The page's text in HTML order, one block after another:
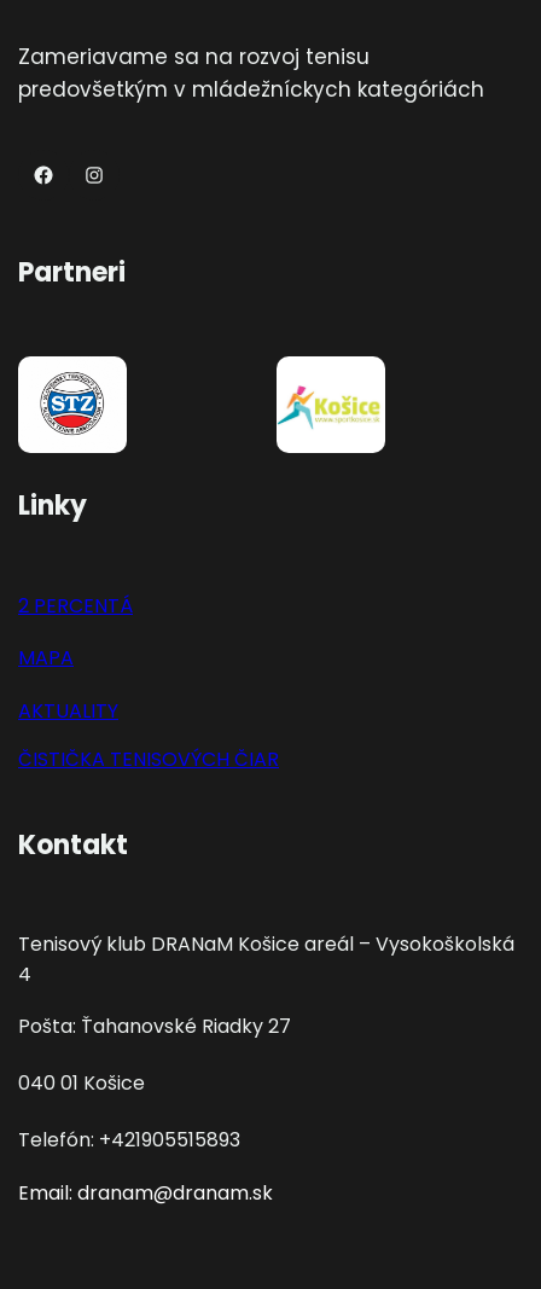
Zameriavame sa na rozvoj tenisu
predovšetkým v mládežníckych kategóriách
TKDRANaM Instagram
Partneri
Linky
2 PERCENTÁ
MAPA
AKTUALITY
ČISTIČKA TENISOVÝCH ČIAR
Kontakt
Tenisový klub DRANaM Košice areál – Vysokoškolská
4
Pošta: Ťahanovské Riadky 27
040 01 Košice
Telefón: +421905515893
Email: dranam@dranam.sk